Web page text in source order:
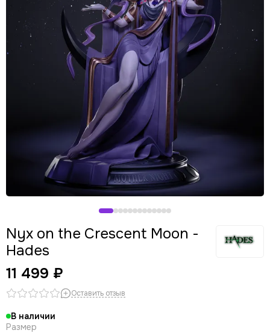
Nyx on the Сrescent Moon -
Hades
11 499 ₽
Оставить отзыв
В наличии
Размер